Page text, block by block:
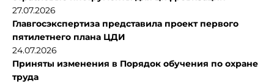
27.07.2026
Главгосэкспертиза представила проект первого
пятилетнего плана ЦДИ
24.07.2026
Приняты изменения в Порядок обучения по охране
труда